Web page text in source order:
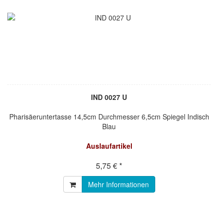
IND 0027 U
Pharisäeruntertasse 14,5cm Durchmesser 6,5cm Spiegel Indisch
Blau
Auslaufartikel
5,75 € *
Mehr Informationen